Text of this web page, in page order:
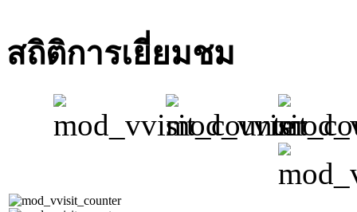
สถิติการเยี่ยมชม